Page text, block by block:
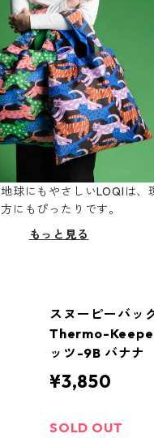
球にもやさしいLOQIは、
にもぴったりです。
もっと見る
スヌーピーバッ
Thermo-
ッツ-9B バナナ
¥3,850
SOLD OUT